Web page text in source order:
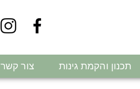
תכנון והקמת גינות צור קשר